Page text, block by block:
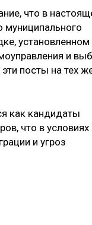
что в
муниципального
и
посты на тех
как кандидаты
что в условиях
и угроз